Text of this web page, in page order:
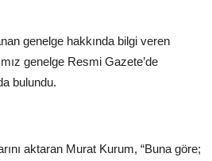
genelge hakkında bilgi veren
genelge Resmi Gazete’de
bulundu.
aktaran Murat Kurum, “Buna göre;